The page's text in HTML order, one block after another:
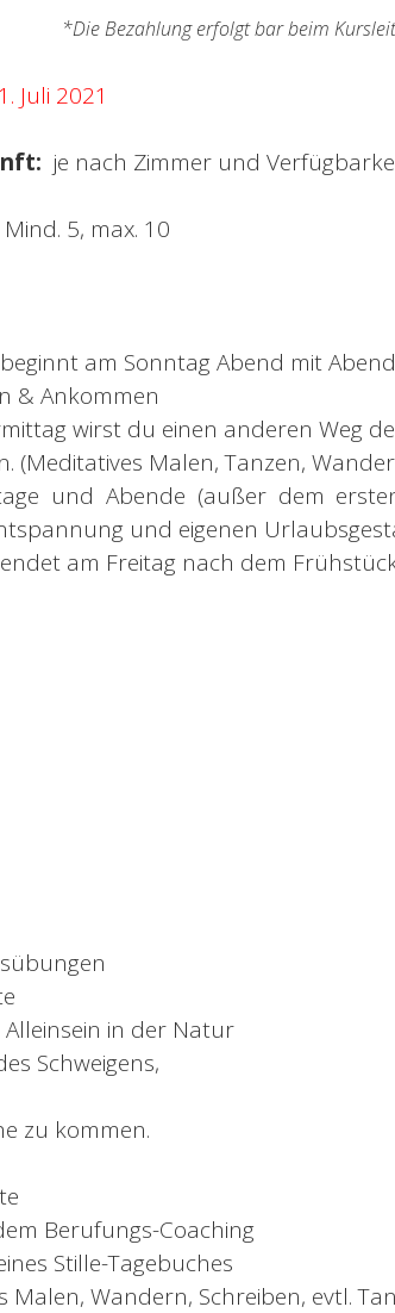
erfolgt bar beim
Juli 2021
je nach Zimmer und
Mind. 5, max. 10
am Sonntag Abend mit
& Ankommen
wirst du einen anderen Weg
(Meditatives Malen, Tanzen,
und Abende (außer dem
und eigenen
am Freitag nach dem
Alleinsein in der Natur
Schweigens,
zu kommen.
Berufungs-Coaching
Stille-Tagebuches
Malen, Wandern, Schreiben, evtl.